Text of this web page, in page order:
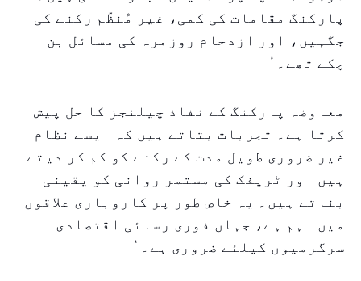
پارکنگ مقامات کی کمی، غیر مُنظّم رکنے کی
جگہیں، اور ازدحام روزمرہ کی مسائل بن
چکے تھے۔ ُ
معاوضہ پارکنگ کے نفاذ چیلنجز کا حل پیش
کرتا ہے۔ تجربات بتاتے ہیں کہ ایسے نظام
غیر ضروری طویل مدت کے رکنے کو کم کر دیتے
ہیں اور ٹریفک کی مستمر روانی کو یقینی
بناتے ہیں۔ یہ خاص طور پر کاروباری علاقوں
میں اہم ہے، جہاں فوری رسائی اقتصادی
سرگرمیوں کیلئے ضروری ہے۔ ُ